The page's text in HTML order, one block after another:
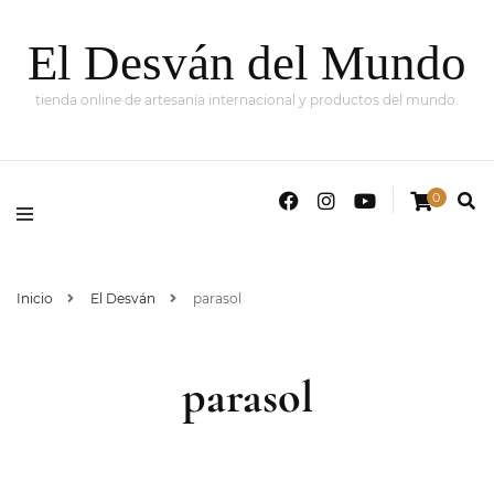
El Desván del Mundo
tienda online de artesanía internacional y productos del mundo.
0
Inicio El Desván parasol
parasol